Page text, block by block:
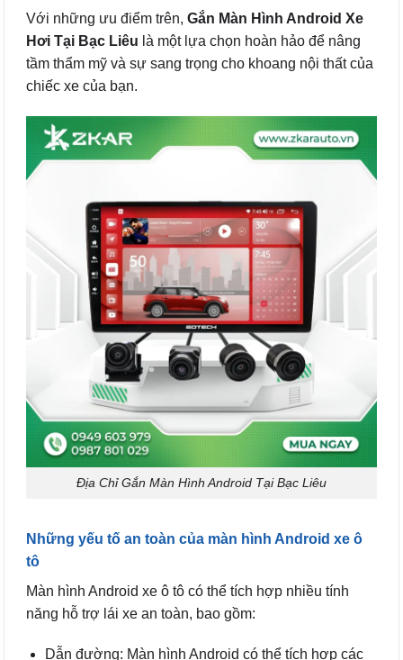
Với những ưu điểm trên, Gắn Màn Hình Android Xe
Hơi Tại Bạc Liêu là một lựa chọn hoàn hảo để nâng
tầm thẩm mỹ và sự sang trọng cho khoang nội thất của
chiếc xe của bạn.
Địa Chỉ Gắn Màn Hình Android Tại Bạc Liêu
Những yếu tố an toàn của màn hình Android xe ô
tô
Màn hình Android xe ô tô có thể tích hợp nhiều tính
năng hỗ trợ lái xe an toàn, bao gồm:
Dẫn đường: Màn hình Android có thể tích hợp các